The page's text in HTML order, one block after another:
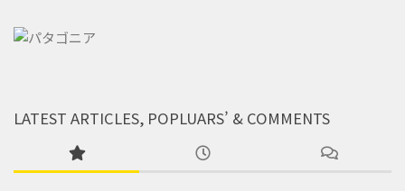
LATEST ARTICLES, POPLUARS’ & COMMENTS